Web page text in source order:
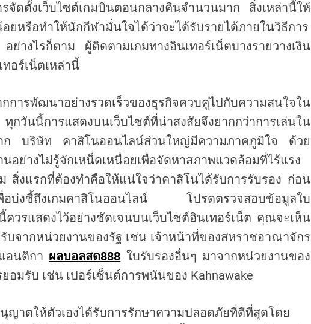
ดตั้งเว็บไซต์เกมบินตอนกลางคืนจำนวนมาก สิ่งเหล่านี้ให้
ยหรือทำให้นักกีฬามั่นใจได้ว่าจะได้รับรายได้ภายในวิธีการ
ย่างไรก็ตาม ผู้ติดตามเกมทางอินเทอร์เน็ตบางรายวางเงิน
อร์เน็ตเหล่านี้
การพัฒนาอย่างรวดเร็วของธุรกิจควบคู่ไปกับความสนใจใน
นนี้การแสดงบนเว็บไซต์ที่น่าสงสัยจึงยากกว่าการเล่นใน
าก บริษัท คาสิโนออนไลน์ส่วนใหญ่มีความภาคภูมิใจ ด้วย
อย่างไม่รู้จักเหน็ดเหนื่อยเพื่อจัดหาสภาพแวดล้อมที่ไร้แรง
สิ่งแรกที่ต้องทำคือให้แน่ใจว่าคาสิโนได้รับการรับรอง ก่อน
อบ่งชี้ถึงเกมคาสิโนออนไลน์ โปรดตรวจสอบข้อมูลใบ
วรแสดงไว้อย่างชัดเจนบนเว็บไซต์อินเทอร์เน็ต คุณจะเห็น
บจากหน่วยงานของรัฐ เช่น เจ้าหน้าที่ของสหราชอาณาจักร
อนติกา ผลบอลสด888 ใบรับรองอื่นๆ มาจากหน่วยงานของ
อมรับ เช่น เปอร์เซ็นต์การพนันของ Kahnawake
าตให้ตัวเองได้รับการรักษาความปลอดภัยที่ดีที่สุดโดย